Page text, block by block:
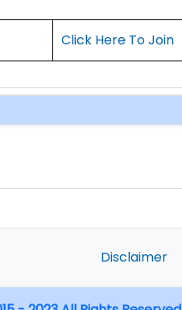
Click Here To Join
Disclaimer